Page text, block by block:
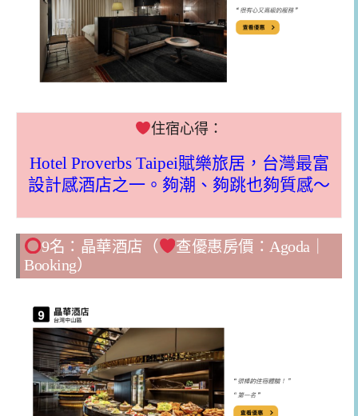
住宿心得：
Hotel Proverbs Taipei賦樂旅居，台灣最富
設計感酒店之一。夠潮、夠跳也夠質感～
9名：晶華酒店（ 查優惠房價： Agoda
Booking）